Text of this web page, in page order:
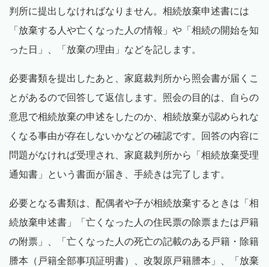
判所に提出しなければなりません。相続放棄申述書には
「放棄する人や亡くなった人の情報」や「相続の開始を知
った日」、「放棄の理由」などを記します。
必要書類を提出したあと、家庭裁判所から照会書が届くこ
とがあるので回答して返信します。照会の目的は、自らの
意思で相続放棄の申述をしたのか、相続放棄が認められな
くなる事由が存在しないかなどの確認です。回答の内容に
問題がなければ受理され、家庭裁判所から「相続放棄受理
通知書」という書面が届き、手続きは完了します。
必要となる書類は、配偶者や子が相続放棄するときは「相
続放棄申述書」「亡くなった人の住民票の除票または戸籍
の附票」、「亡くなった人の死亡の記載のある戸籍・除籍
謄本（戸籍全部事項証明書）、改製原戸籍謄本」、「放棄